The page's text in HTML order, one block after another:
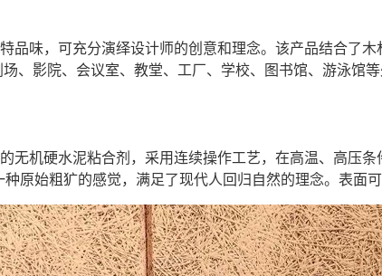
品味，可充分演绎设计师的创意和理念。该产品结合了
、影院、会议室、教堂、工厂、学校、图书馆、游泳馆等
无机硬水泥粘合剂，采用连续操作工艺，在高温、高压
原始粗犷的感觉，满足了现代人回归自然的理念。表面